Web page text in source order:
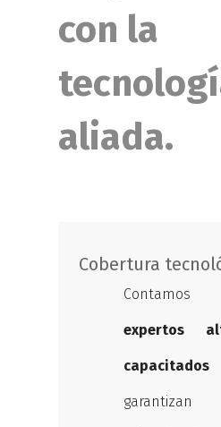
con la
aliada.
Cobertura
expertos
capacitados